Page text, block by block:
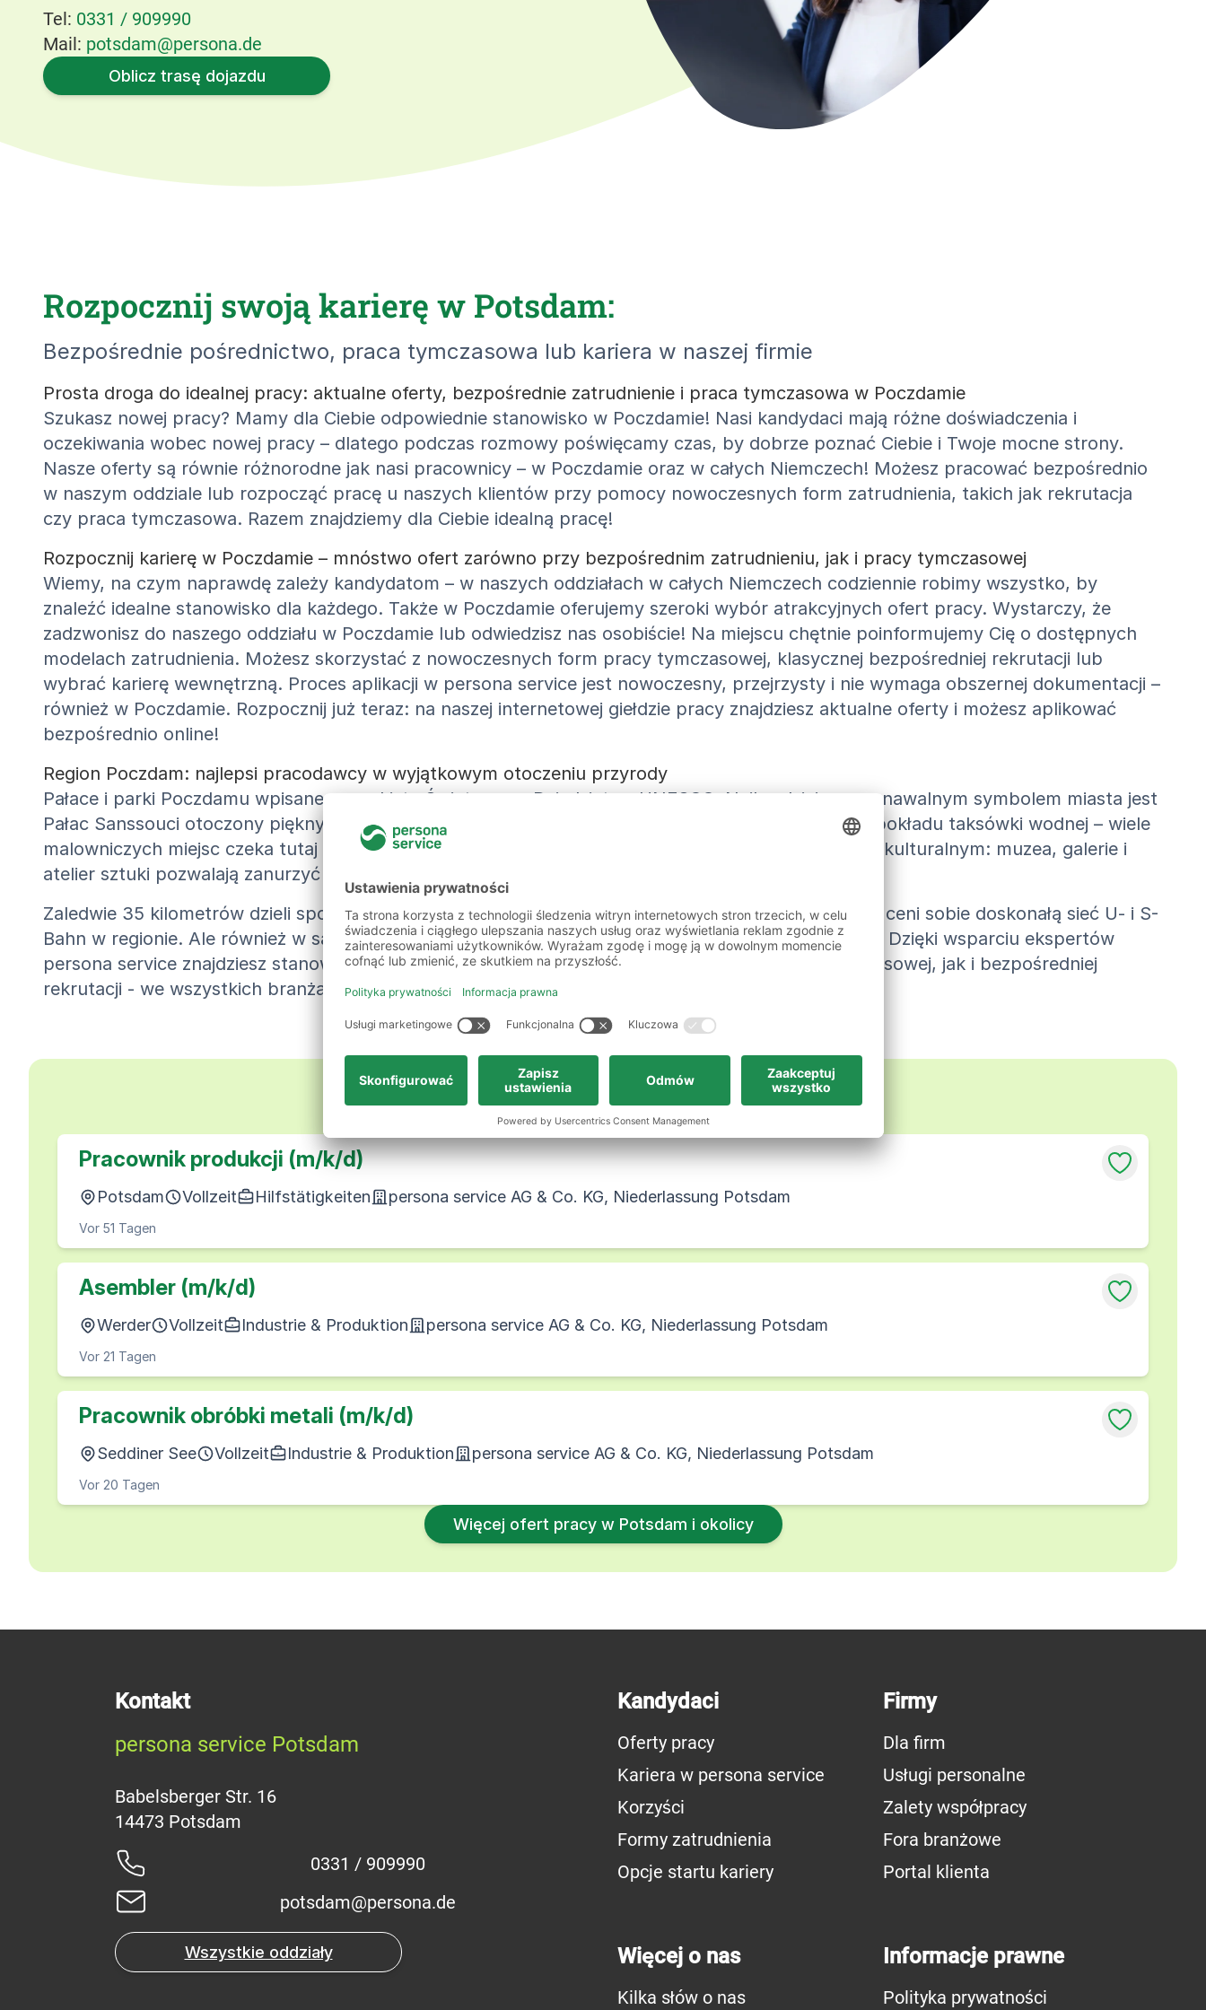
Tel: 0331 / 909990
Mail: potsdam@persona.de
Oblicz trasę dojazdu
Rozpocznij swoją karierę w Potsdam:
Bezpośrednie pośrednictwo, praca tymczasowa lub kariera w naszej firmie
Prosta droga do idealnej pracy: aktualne oferty, bezpośrednie zatrudnienie i praca tymczasowa w Poczdamie
Szukasz nowej pracy? Mamy dla Ciebie odpowiednie stanowisko w Poczdamie! Nasi kandydaci mają różne doświadczenia i
oczekiwania wobec nowej pracy – dlatego podczas rozmowy poświęcamy czas, by dobrze poznać Ciebie i Twoje mocne strony.
Nasze oferty są równie różnorodne jak nasi pracownicy – w Poczdamie oraz w całych Niemczech! Możesz pracować bezpośrednio
w naszym oddziale lub rozpocząć pracę u naszych klientów przy pomocy nowoczesnych form zatrudnienia, takich jak rekrutacja
czy praca tymczasowa. Razem znajdziemy dla Ciebie idealną pracę!
Rozpocznij karierę w Poczdamie – mnóstwo ofert zarówno przy bezpośrednim zatrudnieniu, jak i pracy tymczasowej
Wiemy, na czym naprawdę zależy kandydatom – w naszych oddziałach w całych Niemczech codziennie robimy wszystko, by
znaleźć idealne stanowisko dla każdego. Także w Poczdamie oferujemy szeroki wybór atrakcyjnych ofert pracy. Wystarczy, że
zadzwonisz do naszego oddziału w Poczdamie lub odwiedzisz nas osobiście! Na miejscu chętnie poinformujemy Cię o dostępnych
modelach zatrudnienia. Możesz skorzystać z nowoczesnych form pracy tymczasowej, klasycznej bezpośredniej rekrutacji lub
wybrać karierę wewnętrzną. Proces aplikacji w persona service jest nowoczesny, przejrzysty i nie wymaga obszernej dokumentacji –
również w Poczdamie. Rozpocznij już teraz: na naszej internetowej giełdzie pracy znajdziesz aktualne oferty i możesz aplikować
bezpośrednio online!
Region Poczdam: najlepsi pracodawcy w wyjątkowym otoczeniu przyrody
Pałace i parki Poczdamu wpisane są na Listę Światowego Dziedzictwa UNESCO. Najbardziej rozpoznawalnym symbolem miasta jest
Pałac Sanssouci otoczony pięknymi ogrodami. Długie spacery nad wodą czy poznawanie miasta z pokładu taksówki wodnej – wiele
malowniczych miejsc czeka tutaj na odkrycie. Stolica Brandenburgii zachwyca również bogactwem kulturalnym: muzea, galerie i
atelier sztuki pozwalają zanurzyć się w historii regionu.
Zaledwie 35 kilometrów dzieli spokojny Poczdam od tętniącego życiem Berlina. Wielu pracowników ceni sobie doskonałą sieć U- i S-
Bahn w regionie. Ale również w samym Poczdamie na nowych kandydatów czeka wiele ofert pracy. Dzięki wsparciu ekspertów
persona service znajdziesz stanowisko, które da Ci satysfakcję na dłużej – zarówno w pracy tymczasowej, jak i bezpośredniej
rekrutacji - we wszystkich branżach.
Nasze oferty pracy w Potsdam i okolicy
Pracownik produkcji (m/k/d)
Potsdam Vollzeit Hilfstätigkeiten persona service AG & Co. KG, Niederlassung Potsdam
Vor 51 Tagen
Asembler (m/k/d)
Werder Vollzeit Industrie & Produktion persona service AG & Co. KG, Niederlassung Potsdam
Vor 21 Tagen
Pracownik obróbki metali (m/k/d)
Seddiner See Vollzeit Industrie & Produktion persona service AG & Co. KG, Niederlassung Potsdam
Vor 20 Tagen
Więcej ofert pracy w Potsdam i okolicy
Kontakt
persona service Potsdam
Babelsberger Str. 16
0331 / 909990
potsdam@persona.de
Wszystkie oddziały
Kandydaci
Oferty pracy
Kariera w persona service
Korzyści
Formy zatrudnienia
Opcje startu kariery
Firmy
Dla firm
Usługi personalne
Zalety współpracy
Fora branżowe
Portal klienta
Więcej o nas
Kilka słów o nas
Informacje prawne
Polityka prywatności